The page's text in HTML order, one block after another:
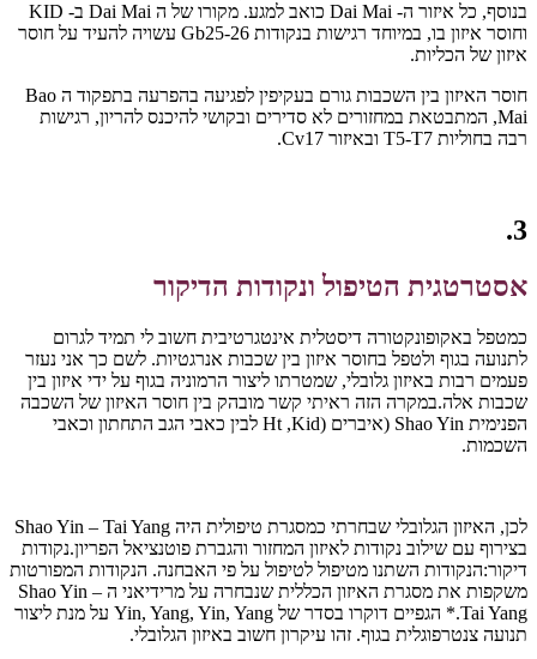
בנוסף, כל איזור ה- Dai Mai כואב למגע. מקורו של ה Dai Mai ב- KID
וחוסר איזון בו, במיוחד רגישות בנקודות Gb25-26 עשויה להעיד על חוסר
איזון של הכליות.
חוסר האיזון בין השכבות גורם בעקיפין לפגיעה בהפרעה בתפקוד ה Bao
Mai, המתבטאת במחזורים לא סדירים ובקושי להיכנס להריון, רגישות
רבה בחוליות T5-T7 ובאיזור Cv17.
3.
אסטרטגית הטיפול ונקודות הדיקור
כמטפל באקופונקטורה דיסטלית אינטגרטיבית חשוב לי תמיד לגרום
לתנועה בגוף ולטפל בחוסר איזון בין שכבות אנרגטיות. לשם כך אני נעזר
פעמים רבות באיזון גלובלי, שמטרתו ליצור הרמוניה בגוף על ידי איזון בין
שכבות אלה.במקרה הזה ראיתי קשר מובהק בין חוסר האיזון של השכבה
הפנימית Shao Yin (איברים (Ht ,Kid לבין כאבי הגב התחתון וכאבי
השכמות.
לכן, האיזון הגלובלי שבחרתי כמסגרת טיפולית היה Shao Yin – Tai Yang
בצירוף עם שילוב נקודות לאיזון המחזור והגברת פוטנציאל הפריון.נקודות
דיקור:הנקודות השתנו מטיפול לטיפול על פי האבחנה. הנקודות המפורטות
משקפות את מסגרת האיזון הכללית שנבחרה על מרידיאני ה Shao Yin –
Tai Yang.* הגפיים דוקרו בסדר של Yin, Yang, Yin, Yang על מנת ליצור
תנועה צנטרפוגלית בגוף. זהו עיקרון חשוב באיזון הגלובלי.